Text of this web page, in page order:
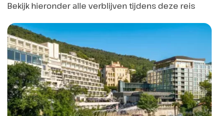
Na het ontbijt rijden we naar het
Romeinse Amfitheater in de
havenplaats Pula. Één van de
grootste theaters van het
voormalige Romeinse Rijk. We
rijden verder naar de
havenplaats Fazana, vanwaar wij
per boot de Brijuni Eilanden gaan
verkennen. De Brijuni-Archipel
Bekijk hieronder alle verblijven tijdens deze reis